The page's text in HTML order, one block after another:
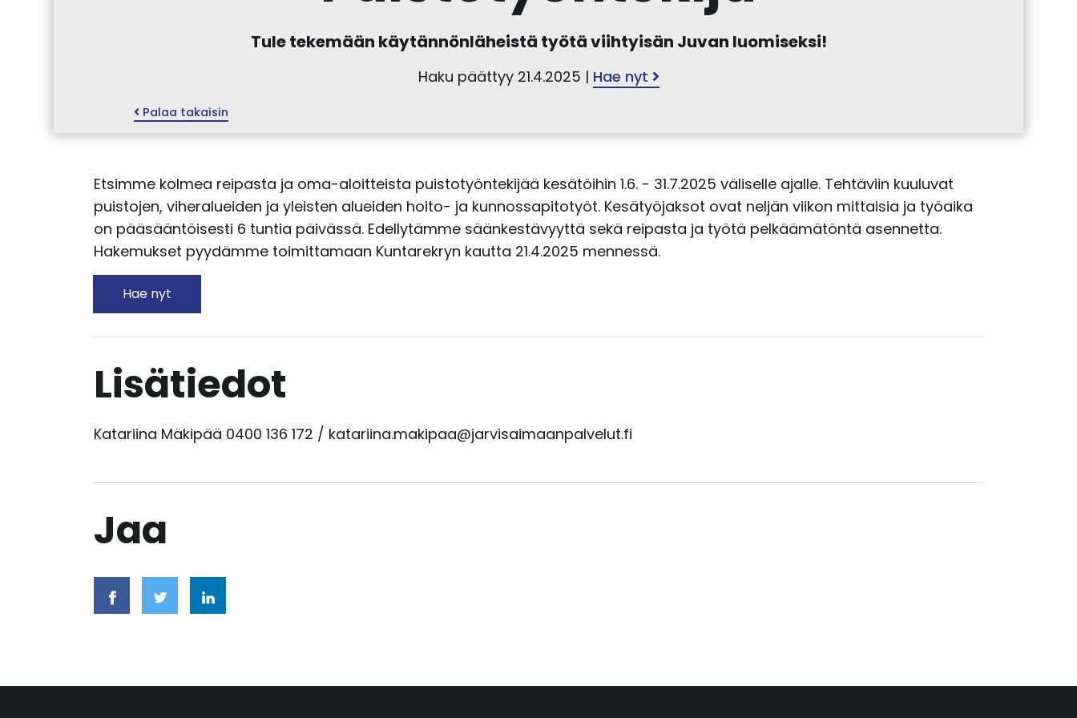
Tule tekemään käytännönläheistä työtä viihtyisän Juvan luomiseksi!
Haku päättyy 21.4.2025 | Hae nyt
Palaa takaisin
Etsimme kolmea reipasta ja oma-aloitteista puistotyöntekijää kesätöihin 1.6. - 31.7.2025 väliselle ajalle. Tehtäviin kuuluvat
puistojen, viheralueiden ja yleisten alueiden hoito- ja kunnossapitotyöt. Kesätyöjaksot ovat neljän viikon mittaisia ja työaika
on pääsääntöisesti 6 tuntia päivässä. Edellytämme säänkestävyyttä sekä reipasta ja työtä pelkäämätöntä asennetta.
Hakemukset pyydämme toimittamaan Kuntarekryn kautta 21.4.2025 mennessä.
Hae nyt
Lisätiedot
Katariina Mäkipää 0400 136 172 / katariina.makipaa@jarvisaimaanpalvelut.fi
Jaa